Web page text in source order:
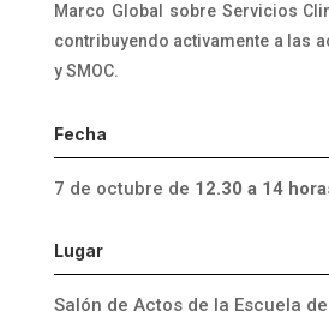
Marco Global sobre Servicios
contribuyendo activamente a las
y SMOC.
Fecha
7 de octubre de 12.30 a 14
Lugar
Salón de Actos de la Escuela